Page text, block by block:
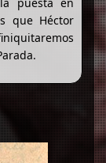
que Héctor